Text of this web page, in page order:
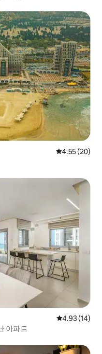
평점 4.55점(5
4.55 (20)
평점 4.93점
4.93 (14)
아파트